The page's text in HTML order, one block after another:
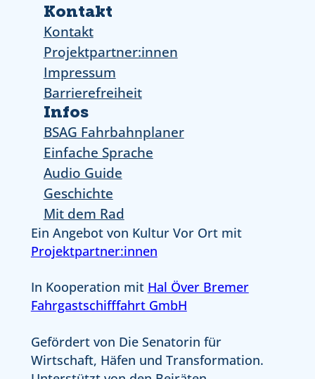
Ein Angebot von Kultur Vor Ort mit
Projektpartner:innen
In Kooperation mit Hal Över Bremer
Fahrgastschifffahrt GmbH
Gefördert von Die Senatorin für
Wirtschaft, Häfen und Transformation.
Infos
BSAG Fahrbahnplaner
Einfache Sprache
Audio Guide
Geschichte
Mit dem Rad
Kontakt
Kontakt
Projektpartner:innen
Impressum
Barrierefreiheit